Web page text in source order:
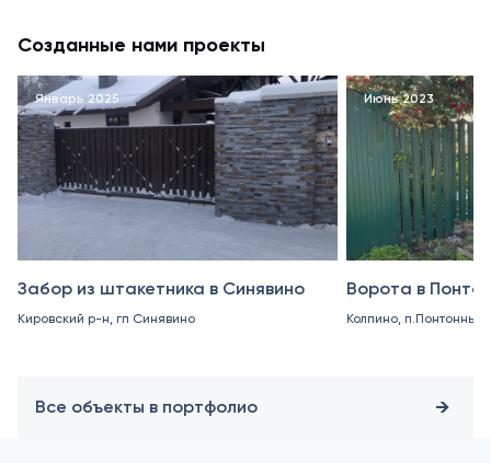
Созданные нами проекты
Январь 2025
Забор из штакетника в Синявино
Кировский р-н, гп Синявино
Июнь 2023
Ворота в
Колпино, п.Понтонный
Все объекты в портфолио